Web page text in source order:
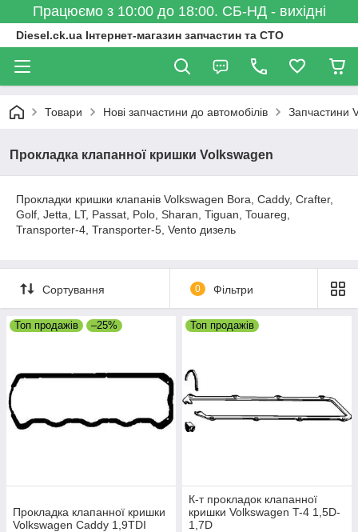
Працюємо з 10:00 до 18:00. СБ-НД - вихідні
Diesel.ck.ua Інтернет-магазин запчастин та СТО
Товари Нові запчастини до автомобілів Запчастини
Прокладка клапанної кришки Volkswagen
Прокладки кришки клапанів Volkswagen Bora, Caddy, Crafter,
Golf, Jetta, LT, Passat, Polo, Sharan, Tiguan, Touareg,
Transporter-4, Transporter-5, Vento дизель
Сортування 0 Фільтри
Топ продажів –25%
Прокладка клапанної кришки
Volkswagen Caddy 1,9TDI
Топ продажів
К-т прокладок клапанної
кришки Volkswagen T-4 1,5D-
1,7D